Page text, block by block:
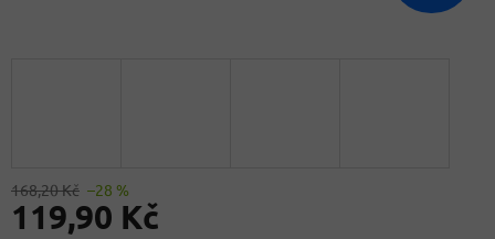
168,20 Kč –28 %
119,90 Kč